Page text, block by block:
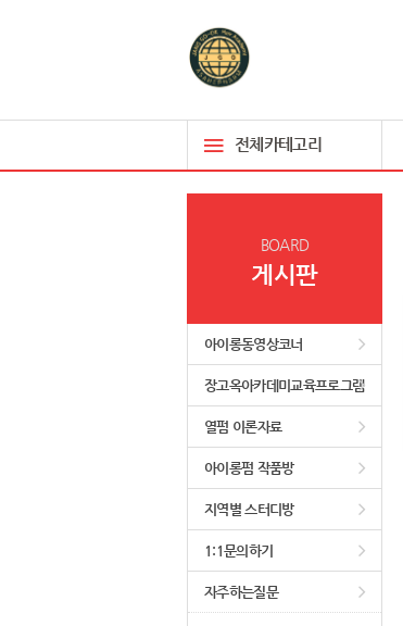
전체카테고리
BOARD
게시판
아이롱동영상코너
장고옥아카데미교육프로그램
열펌 이론자료
아이롱펌 작품방
지역별 스터디방
1:1문의하기
자주하는질문